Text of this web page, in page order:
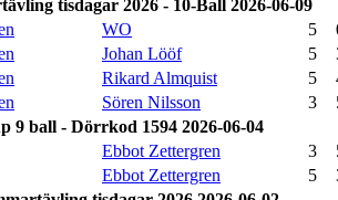
tisdagar 2026 - 10-Ball 2026-06-09
WO 5
Johan Lööf 5
Rikard Almquist 5
Sören Nilsson 3
9 ball - Dörrkod 1594 2026-06-04
Ebbot Zettergren 3
Ebbot Zettergren 5